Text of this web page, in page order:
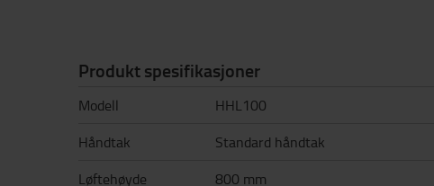
Produkt spesifikasjoner
Modell HHL100
Håndtak
Standard håndtak
Løftehøyde
800 mm